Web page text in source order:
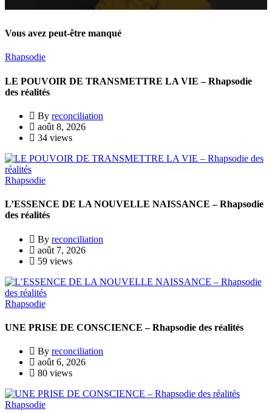
Vous avez peut-être manqué
Rhapsodie
LE POUVOIR DE TRANSMETTRE LA VIE – Rhapsodie
des réalités
By reconciliation
août 8, 2026
34 views
Rhapsodie
L’ESSENCE DE LA NOUVELLE NAISSANCE – Rhapsodie
des réalités
By reconciliation
août 7, 2026
59 views
Rhapsodie
UNE PRISE DE CONSCIENCE – Rhapsodie des réalités
By reconciliation
août 6, 2026
80 views
Rhapsodie